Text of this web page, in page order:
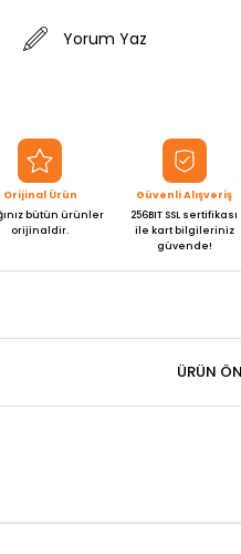
Yorum Yaz
Orijinal Ürün
bütün ürünler
orijinaldir.
Güvenli Alışveriş
256BIT SSL sertifikası
ile kart bilgileriniz
güvende!
ÜRÜN